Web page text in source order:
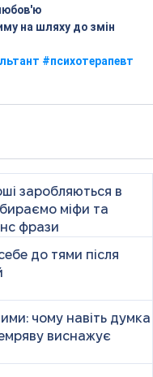
на шляху до змін
#психотерапевт
заробляються в
міфи та
фрази
до тями після
чому навіть думка
виснажує